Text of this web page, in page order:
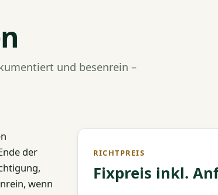
und besenrein –
der
wenn
RICHTPREIS
Fixpreis inkl.